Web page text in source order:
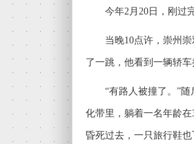
今年2月20日，刚过完
当晚10点许，崇州崇
了一跳，他看到一辆轿车
“有路人被撞了。”随
化带里，躺着一名年龄
昏死过去，一只旅行鞋也